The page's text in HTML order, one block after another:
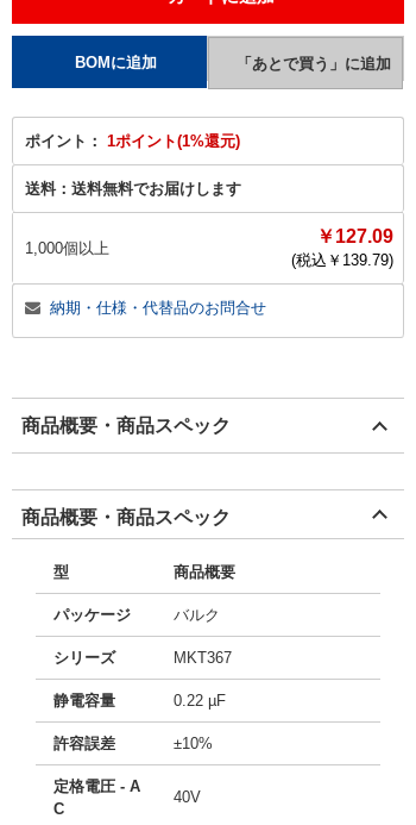
ポイント： 1ポイント(1%還元)
送料： 送料無料でお届けします
1,000個以上
￥127.09
(税込￥ 139.79)
納期・仕様・代替品のお問合せ
商品概要・商品スペック
商品概要・商品スペック
型 商品概要
パッケージ バルク
シリーズ MKT367
静電容量 0.22 µF
許容誤差 ±10%
定格電圧 - A
C
40V